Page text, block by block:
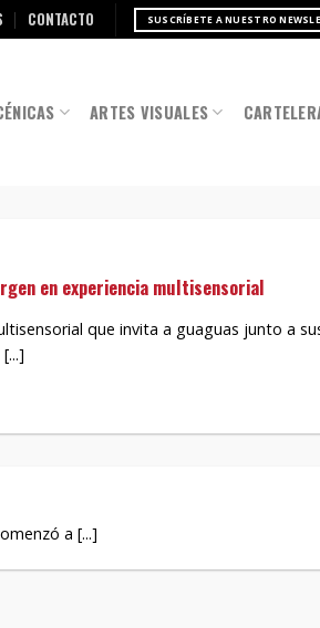
CONTACTO SUSCRÍBETE A NUESTRO
ARTES VISUALES
en experiencia multisensorial
que invita a guaguas junto a
a [...]